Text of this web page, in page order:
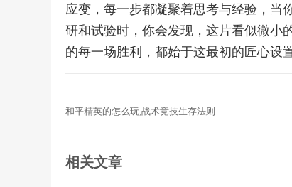
应变，每一步都凝聚着思考与经验，当
研和试验时，你会发现，这片看似微小
的每一场胜利，都始于这最初的匠心设置
和平精英的怎么玩,战术竞技生存法则
相关文章